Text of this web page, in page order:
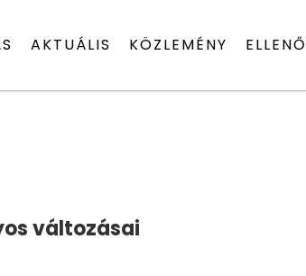
AKTUÁLIS KÖZLEMÉNY
változásai